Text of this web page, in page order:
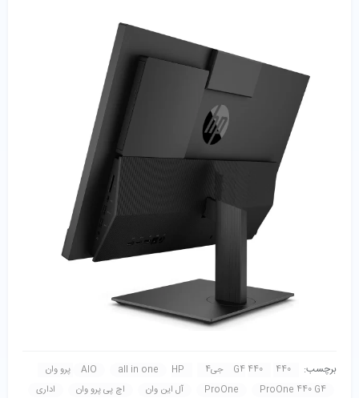
برچسب: 440 G4 440 جی4 AIO all in one
HP پرو وان
ProOne
ProOne 440 G4 آل این وان اچ پی پرو وان
اداری